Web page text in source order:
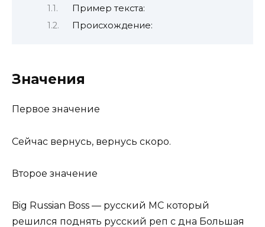
Пример текста:
Происхождение:
Значения
Первое значение
Сейчас вернусь, вернусь скоро.
Второе значение
Big Russian Boss — русский МС который
решился поднять русский реп с дна Большая